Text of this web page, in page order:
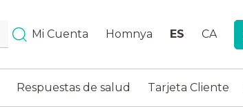
Mi Cuenta Homnya ES CA
Respuestas de salud Tarjeta Cliente